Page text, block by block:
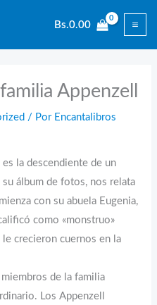
Bs.0.00
Appenzell
/ Por Encantalibros
la descendiente de un
álbum de fotos, nos relata
con su abuela Eugenia,
como «monstruo»
crecieron cuernos en la
de la familia
Los Appenzell